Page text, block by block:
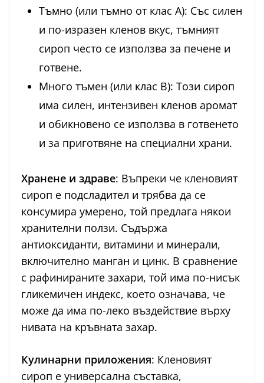
Тъмно (или тъмно от клас А): Със силен
и по-изразен кленов вкус, тъмният
сироп често се използва за печене и
готвене.
Много тъмен (или клас B): Този сироп
има силен, интензивен кленов аромат
и обикновено се използва в готвенето
и за приготвяне на специални храни.
Хранене и здраве: Въпреки че кленовият
сироп е подсладител и трябва да се
консумира умерено, той предлага някои
хранителни ползи. Съдържа
антиоксиданти, витамини и минерали,
включително манган и цинк. В сравнение
с рафинираните захари, той има по-нисък
гликемичен индекс, което означава, че
може да има по-леко въздействие върху
нивата на кръвната захар.
Кулинарни приложения: Кленовият
сироп е универсална съставка,